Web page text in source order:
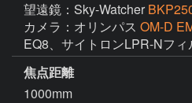
望遠鏡：Sky-Watcher
カメラ：オリンパス OM-D
EQ8、サイトロンLPR-Nフィ
焦点距離
1000mm